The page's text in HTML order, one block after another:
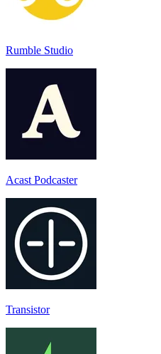
Rumble Studio
Acast Podcaster
Transistor